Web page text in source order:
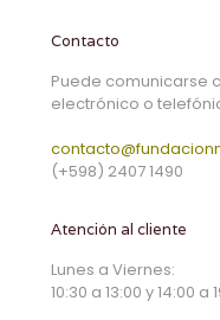
Contacto
Puede comunicarse
electrónico o
(+598) 2407 1490
Atención al cliente
Lunes a Viernes:
10:30 a 13:00 y 14:00 a